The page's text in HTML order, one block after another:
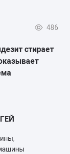
486
стирает